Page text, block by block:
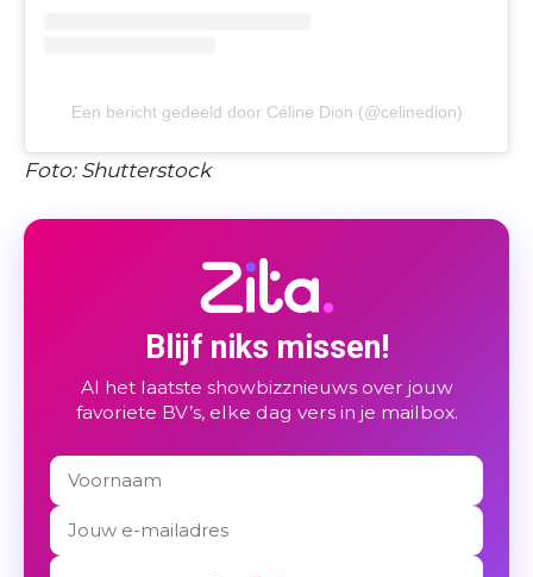
Een bericht gedeeld door Céline Dion (@celinedion)
Foto: Shutterstock
Blijf niks missen!
Al het laatste showbizznieuws over jouw
favoriete BV’s, elke dag vers in je mailbox.